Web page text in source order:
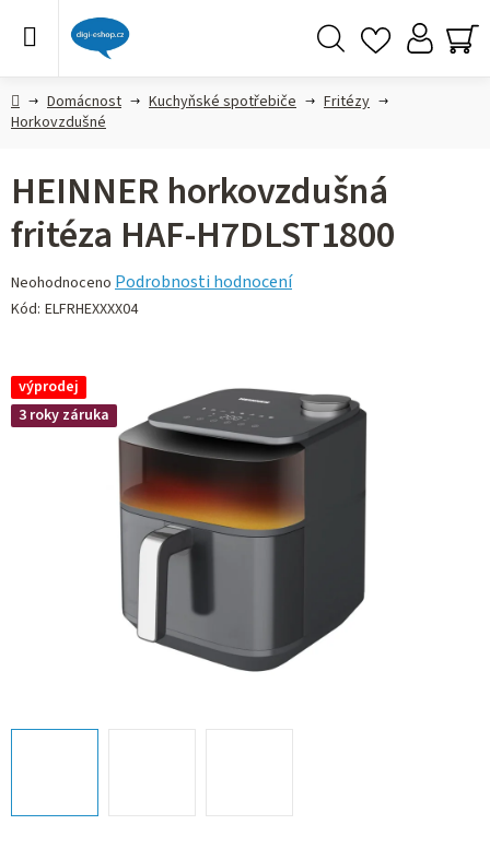
DomůDomácnost Kuchyňské spotřebiče
Fritézy
Horkovzdušné
HEINNER horkovzdušná
fritéza HAF-H7DLST1800
Průměrné
hodnocení
0,0
z 5
hvězdiček.
Neohodnoceno Podrobnosti hodnocení
Kód: ELFRHEXXXX04
výprodej
3 roky záruka